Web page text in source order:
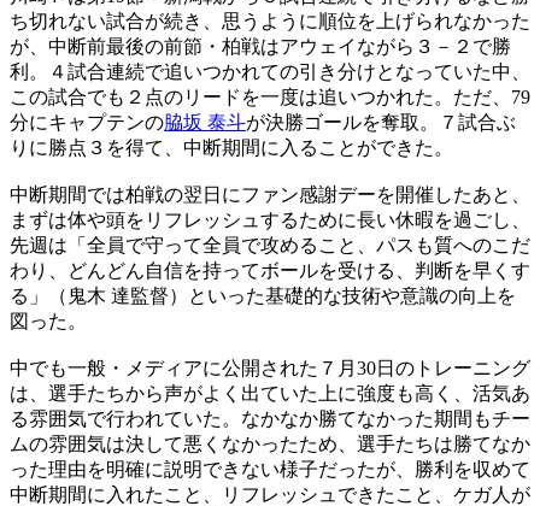
ち切れない試合が続き、思うように順位を上げられなかった
が、中断前最後の前節・柏戦はアウェイながら３－２で勝
利。４試合連続で追いつかれての引き分けとなっていた中、
この試合でも２点のリードを一度は追いつかれた。ただ、79
分にキャプテンの脇坂 泰斗が決勝ゴールを奪取。７試合ぶ
りに勝点３を得て、中断期間に入ることができた。
中断期間では柏戦の翌日にファン感謝デーを開催したあと、
まずは体や頭をリフレッシュするために長い休暇を過ごし、
先週は「全員で守って全員で攻めること、パスも質へのこだ
わり、どんどん自信を持ってボールを受ける、判断を早くす
る」（鬼木 達監督）といった基礎的な技術や意識の向上を
図った。
中でも一般・メディアに公開された７月30日のトレーニング
は、選手たちから声がよく出ていた上に強度も高く、活気あ
る雰囲気で行われていた。なかなか勝てなかった期間もチー
ムの雰囲気は決して悪くなかったため、選手たちは勝てなか
った理由を明確に説明できない様子だったが、勝利を収めて
中断期間に入れたこと、リフレッシュできたこと、ケガ人が